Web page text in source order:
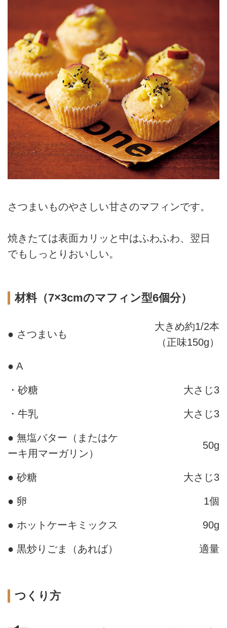
さつまいものやさしい甘さのマフィンです。
焼きたては表面カリッと中はふわふわ、翌日
でもしっとりおいしい。
材料（7×3cmのマフィン型6個分）
● さつまいも
大きめ約1/2本
（正味150g）
● A
・砂糖 大さじ3
・牛乳 大さじ3
● 無塩バター（またはケ
ーキ用マーガリン）
50g
● 砂糖 大さじ3
● 卵 1個
● ホットケーキミックス 90g
● 黒炒りごま（あれば） 適量
つくり方